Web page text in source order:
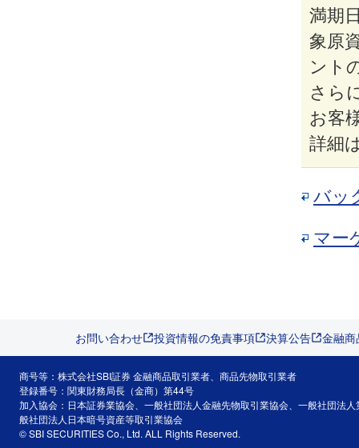
満期
象原
ント
さら
お客
詳細
バッ
マー
お問い合わせ 投資情報の免責事項 決算公告 金融
商号等：株式会社SBI証券 金融商品取引業者、商品先物取引業者
登録番号：関東財務局長（金商）第44号
加入協会：日本証券業協会、一般社団法人金融先物取引業協会、一般社団法
般社団法人日本暗号資産等取引業協会
© SBI SECURITIES Co., Ltd. ALL Rights Reserved.